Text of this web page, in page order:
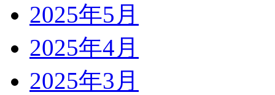
2025年5月
2025年4月
2025年3月